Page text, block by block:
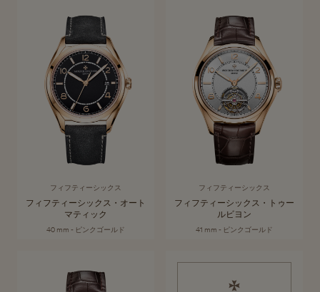
フィフティーシック
ス
象徴的なミッドセンチュリーのモデルにちなんで名付けられた「フィフ
ティーシックス」。現代的でエレガントかつリラックスした魅力をまと
うコレクションは、まさにコスモポリタンなスタイルを体現していま
す。すっきりとしたラインと高度な複雑機構を多彩に組み合わせたタイ
ムピースは、優れた視認性と着用感を実現しています。
コレクションを見る
フィフティーシックス
フィフティーシックス・オート
マティック
40 mm - ピンクゴールド
フィフティーシックス
フィフティーシックス・トゥー
ルビヨン
41 mm - ピンクゴールド